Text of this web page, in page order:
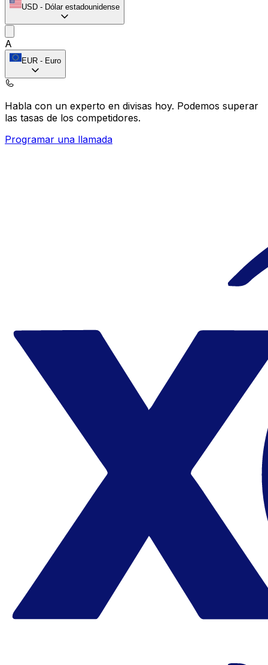
USD - Dólar estadounidense
A
EUR - Euro
Habla con un experto en divisas hoy. Podemos superar
las tasas de los competidores.
Programar una llamada